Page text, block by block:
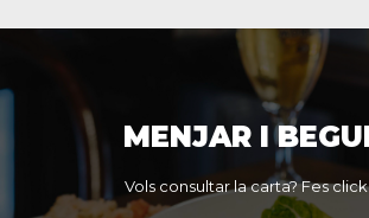
MENJAR I
Vols consultar la carta? Fes